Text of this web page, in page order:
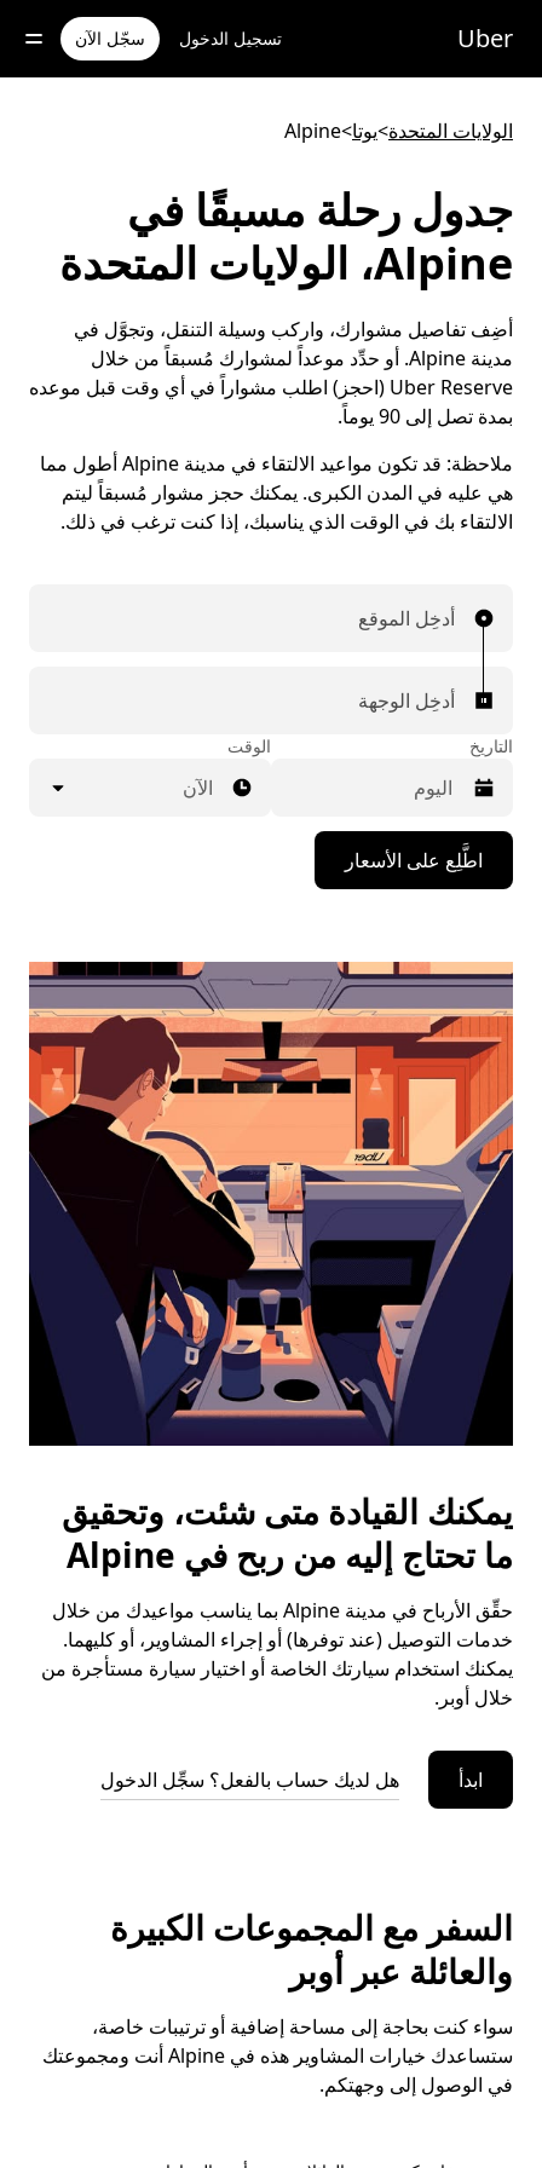
للوصول
المحتوى
Uber تسجيل الدخول سجّل الآن
الولايات المتحدة>يوتا>
Alpine
جدول رحلة مسبقًا في
Alpine، الولايات المتحدة
أضِف تفاصيل مشوارك، واركب وسيلة التنقل، وتجوَّل في
مدينة Alpine. أو حدِّد موعداً لمشوارك مُسبقاً من خلال
Uber Reserve (احجز) اطلب مشواراً في أي وقت قبل موعده
بمدة تصل إلى 90 يوماً.
ملاحظة:
قد تكون مواعيد الالتقاء في مدينة Alpine أطول مما
هي عليه في المدن الكبرى. يمكنك حجز مشوار مُسبقاً ليتم
الالتقاء بك في الوقت الذي يناسبك، إذا كنت ترغب في ذلك.
أدخِل الموقع
أدخِل الوجهة
التاريخ
اضغط
على
مفتاح
للأسفل
لاستخدام
التقويم
التاريخ.
اضغط
على
زر
الخروج
لإغلاق
التقويم.
الوقت
الآن
اطَّلِع على الأسعار
يمكنك القيادة متى شئت، وتحقيق
ما تحتاج إليه من ربح في Alpine
حقِّق الأرباح في مدينة Alpine بما يناسب مواعيدك من خلال
خدمات التوصيل (عند توفرها) أو إجراء المشاوير، أو كليهما.
يمكنك استخدام سيارتك الخاصة أو اختيار سيارة مستأجرة من
خلال أوبر.
ابدأ هل لديك حساب بالفعل؟ سجِّل الدخول
السفر مع المجموعات الكبيرة
والعائلة عبر أوبر
سواء كنت بحاجة إلى مساحة إضافية أو ترتيبات خاصة،
ستساعدك خيارات المشاوير هذه في Alpine أنت ومجموعتك
في الوصول إلى وجهتكم.